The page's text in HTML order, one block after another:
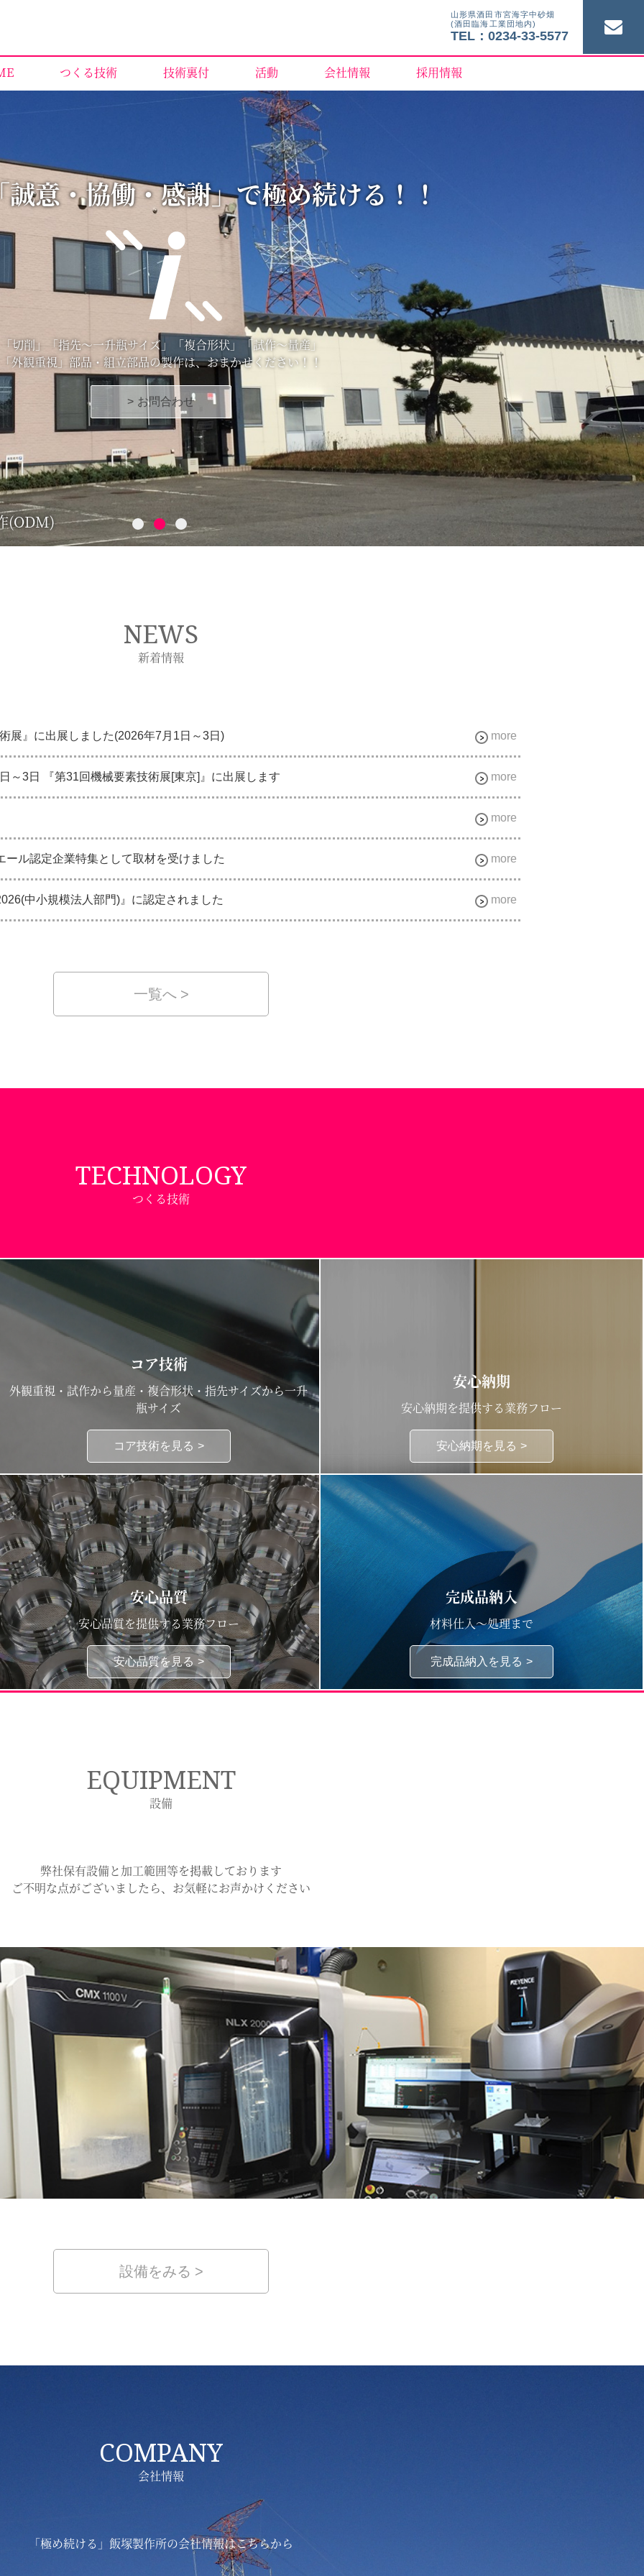
山形県酒田市宮海字中砂畑
(酒田臨海工業団地内)
TEL：0234-33-5577
つくる技術 技術裏付 活動 会社情報 採用情報
意・協働・感謝」で極め続ける！！
「切削」「指先～一升瓶サイズ」「複合形状」「試作～量産」
「外観重視」部品・組立部品の製作は、おまかせください！！
お問合わせ
(ODM)
NEWS
新着情報
展』に出展しました(2026年7月1日～3日)
3日 『第31回機械要素技術展[東京]』に出展します
ール認定企業特集として取材を受けました
中小規模法人部門)』に認定されました
一覧へ
TECHNOLOGY
つくる技術
コア技術
外観重視・試作から量産・複合形状・指先サイズから一升
瓶サイズ
コア技術を見る
安心納期
安心納期を提供する業務フロー
安心納期を見る
安心品質
安心品質を提供する業務フロー
安心品質を見る
完成品納入
材料仕入～処理まで
完成品納入を見る
EQUIPMENT
設備
弊社保有設備と加工範囲等を掲載しております
ご不明な点がございましたら、お気軽にお声かけください
設備をみる
COMPANY
会社情報
「極め続ける」飯塚製作所の会社情報はこちらから